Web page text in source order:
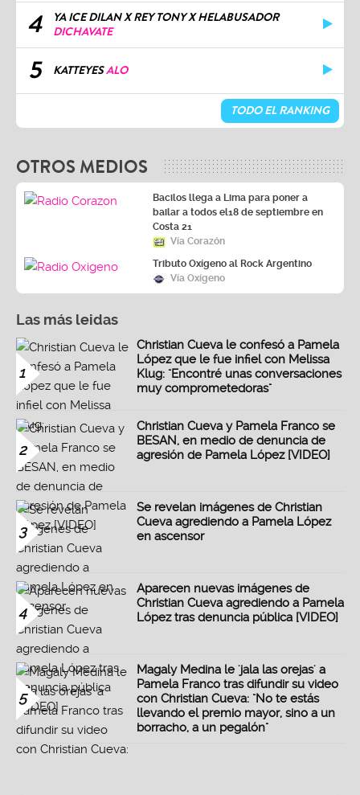
4
YA ICE DILAN X REY TONY X HELABUSADOR
DICHAVATE
5 KATTEYESALO
TODO EL RANKING
OTROS MEDIOS
Bacilos llega a Lima para poner a
bailar a todos el18 de septiembre en
Costa 21
Vía Corazón
Tributo Oxígeno al Rock Argentino
Vía Oxígeno
Las más leidas
1
Christian Cueva le confesó a Pamela
López que le fue infiel con Melissa
Klug: "Encontré unas conversaciones
muy comprometedoras"
2
Christian Cueva y Pamela Franco se
BESAN, en medio de denuncia de
agresión de Pamela López [VIDEO]
3
Se revelan imágenes de Christian
Cueva agrediendo a Pamela López
en ascensor
4
Aparecen nuevas imágenes de
Christian Cueva agrediendo a Pamela
López tras denuncia pública [VIDEO]
5
Magaly Medina le 'jala las orejas' a
Pamela Franco tras difundir su video
con Christian Cueva: "No te estás
llevando el premio mayor, sino a un
borracho, a un pegalón"